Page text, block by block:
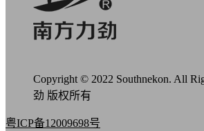
Copyright © 2022 Southnekon. All
劲 版权所有
粤ICP备12009698号